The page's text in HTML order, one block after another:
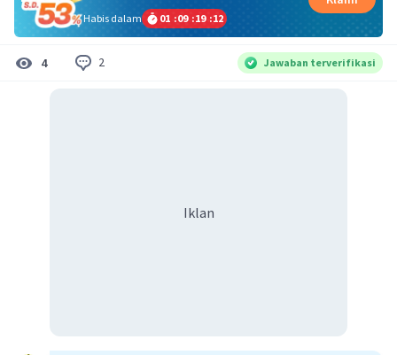
Habis dalam
01 :09 :19 :11
4 2 Jawaban terverifikasi
Iklan